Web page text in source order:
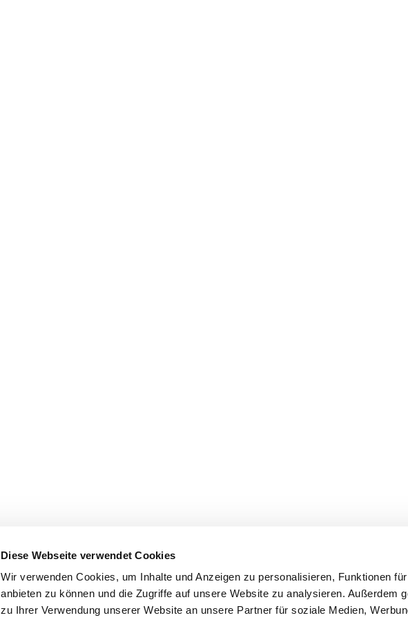
Diese Webseite verwendet Cookies
Wir verwenden Cookies, um Inhalte und Anzeigen zu personalisieren, Funktionen
anbieten zu können und die Zugriffe auf unsere Website zu analysieren. Außerdem
zu Ihrer Verwendung unserer Website an unsere Partner für soziale Medien,